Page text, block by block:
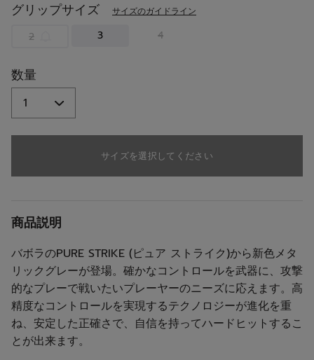
リ
ン
グリップサイズ サイズのガイドライン
2 3 4
数量
サイズを選択してください
商品説明
バボラのPURE STRIKE (ピュア ストライク)から新色メタ
リックグレーが登場。確かなコントロールを武器に、攻撃
的なプレーで戦いたいプレーヤーのニーズに応えます。高
精度なコントロールを実現するテクノロジーが進化を重
ね、安定した正確さで、自信を持ってハードヒットするこ
とが出来ます。